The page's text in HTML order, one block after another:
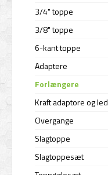
3/4" toppe
3/8" toppe
6-kant toppe
Adaptere
Forlængere
Kraft adaptore og led
Overgange
Slagtoppe
Slagtoppesæt